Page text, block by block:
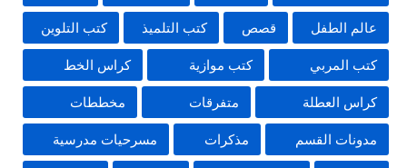
عالم الطفل قصص كتب التلميذ كتب التلوين
كتب المربي كتب موازية كراس الخط
كراس العطلة متفرقات مخططات
مدونات القسم مذكرات مسرحيات مدرسية